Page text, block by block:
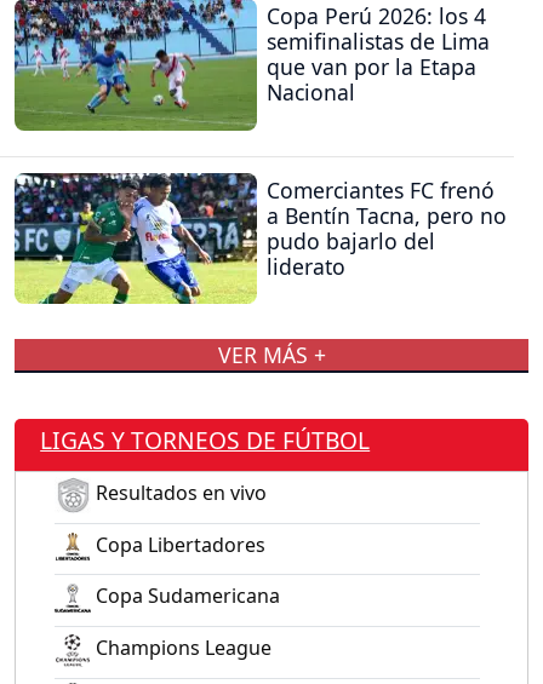
Copa Perú 2026: los 4
semifinalistas de Lima
que van por la Etapa
Nacional
Comerciantes FC frenó
a Bentín Tacna, pero no
pudo bajarlo del
liderato
VER MÁS +
LIGAS Y TORNEOS DE FÚTBOL
Resultados en vivo
Copa Libertadores
Copa Sudamericana
Champions League